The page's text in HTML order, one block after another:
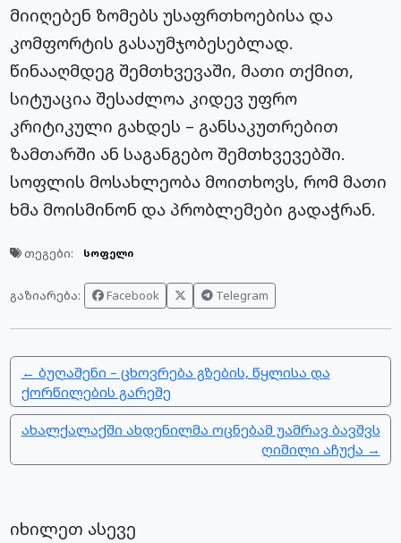
მიიღებენ ზომებს უსაფრთხოებისა და
კომფორტის გასაუმჯობესებლად.
წინააღმდეგ შემთხვევაში, მათი თქმით,
სიტუაცია შესაძლოა კიდევ უფრო
კრიტიკული გახდეს – განსაკუთრებით
ზამთარში ან საგანგებო შემთხვევებში.
სოფლის მოსახლეობა მოითხოვს, რომ მათი
ხმა მოისმინონ და პრობლემები გადაჭრან.
თეგები: სოფელი
გაზიარება: Facebook Telegram
← ბუღაშენი – ცხოვრება გზების, წყლისა და
ქორწილების გარეშე
ახალქალაქში ახდენილმა ოცნებამ უამრავ ბავშვს
ღიმილი აჩუქა →
იხილეთ ასევე